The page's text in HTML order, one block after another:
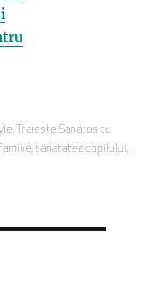
Traieste Sanatos cu
sanatatea copilului